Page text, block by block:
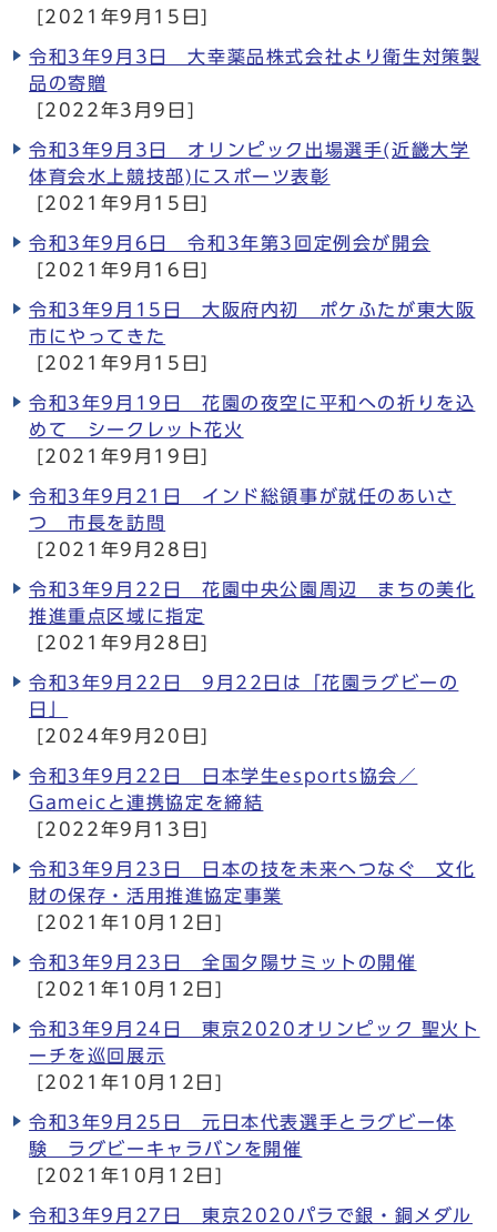
[2021年9月15日]
令和3年9月3日 大幸薬品株式会社より衛生対策製
品の寄贈
[2022年3月9日]
令和3年9月3日 オリンピック出場選手(近畿大学
体育会水上競技部)にスポーツ表彰
[2021年9月15日]
令和3年9月6日 令和3年第3回定例会が開会
[2021年9月16日]
令和3年9月15日 大阪府内初 ポケふたが東大阪
市にやってきた
[2021年9月15日]
令和3年9月19日 花園の夜空に平和への祈りを込
めて シークレット花火
[2021年9月19日]
令和3年9月21日 インド総領事が就任のあいさ
つ 市長を訪問
[2021年9月28日]
令和3年9月22日 花園中央公園周辺 まちの美化
推進重点区域に指定
[2021年9月28日]
令和3年9月22日 9月22日は「花園ラグビーの
日」
[2024年9月20日]
令和3年9月22日 日本学生esports協会／
Gameicと連携協定を締結
[2022年9月13日]
令和3年9月23日 日本の技を未来へつなぐ 文化
財の保存・活用推進協定事業
[2021年10月12日]
令和3年9月23日 全国夕陽サミットの開催
[2021年10月12日]
令和3年9月24日 東京2020オリンピック 聖火ト
ーチを巡回展示
[2021年10月12日]
令和3年9月25日 元日本代表選手とラグビー体
験 ラグビーキャラバンを開催
[2021年10月12日]
令和3年9月27日 東京2020パラで銀・銅メダル